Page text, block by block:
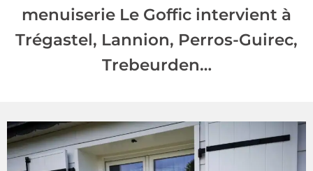
menuiserie Le Goffic intervient à
Trégastel, Lannion, Perros-Guirec,
Trebeurden…